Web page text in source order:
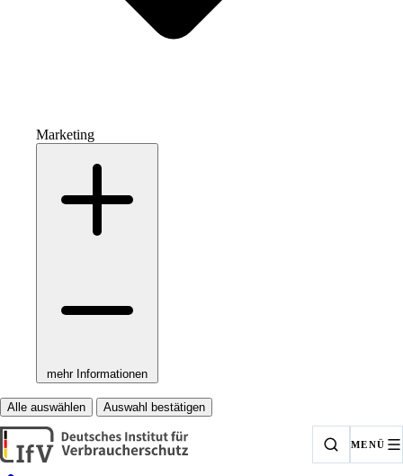
Marketing
mehr Informationen
Alle auswählen Auswahl bestätigen
MENÜ